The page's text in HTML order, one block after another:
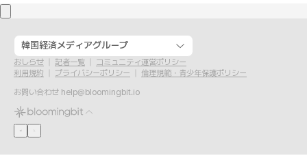
韓国経済メディアグループ
おしらせ 記者一覧
コミュニティ運営ポリシー
利用規約
プライバシーポリシー
倫理規範・青少年保護ポリシー
お問い合わせ help@bloomingbit.io